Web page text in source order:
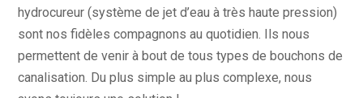
hydrocureur (système de jet d’eau à très haute pression)
sont nos fidèles compagnons au quotidien. Ils nous
permettent de venir à bout de tous types de bouchons de
canalisation. Du plus simple au plus complexe, nous